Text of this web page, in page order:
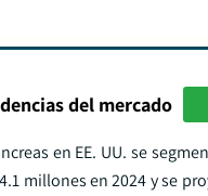
del mercado
en EE. UU. se
millones en 2024 y se